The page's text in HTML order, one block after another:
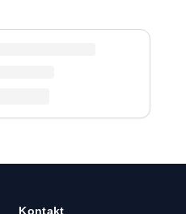
Entdecken Sie
Kontakt